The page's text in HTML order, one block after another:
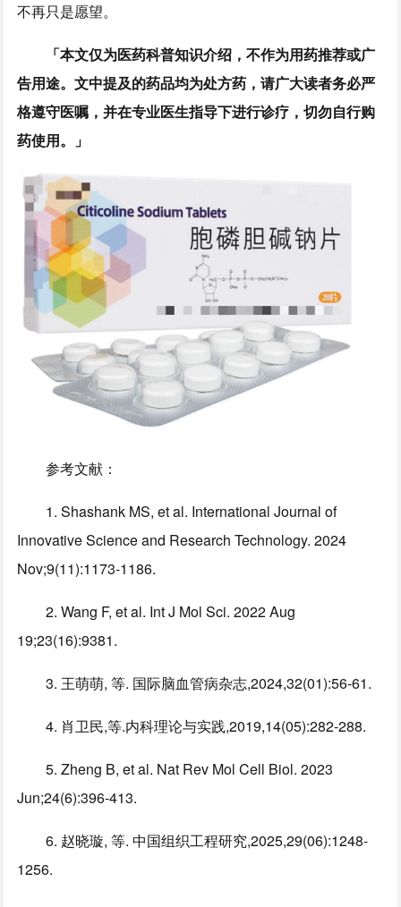
不再只是愿望。
「本文仅为医药科普知识介绍，不作为用药推荐或广
告用途。文中提及的药品均为处方药，请广大读者务必严
格遵守医嘱，并在专业医生指导下进行诊疗，切勿自行购
药使用。」
参考文献：
1. Shashank MS, et al. International Journal of
Innovative Science and Research Technology. 2024
Nov;9(11):1173-1186.
2. Wang F, et al. Int J Mol Sci. 2022 Aug
19;23(16):9381.
3. 王萌萌, 等. 国际脑血管病杂志,2024,32(01):56-61.
4. 肖卫民,等.内科理论与实践,2019,14(05):282-288.
5. Zheng B, et al. Nat Rev Mol Cell Biol. 2023
Jun;24(6):396-413.
6. 赵晓璇, 等. 中国组织工程研究,2025,29(06):1248-
1256.